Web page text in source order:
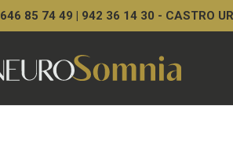
646 85 74 49 | 942 36 14 30 - CASTRO